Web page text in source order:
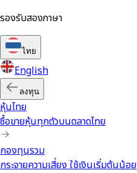
รองรับสองภาษา
ไทย
English
ลงทุน
หุ้นไทย
ซื้อขายหุ้นทุกตัวบนตลาดไทย
กองทุนรวม
กระจายความเสี่ยง ใช้เงินเริ่มต้นน้อย